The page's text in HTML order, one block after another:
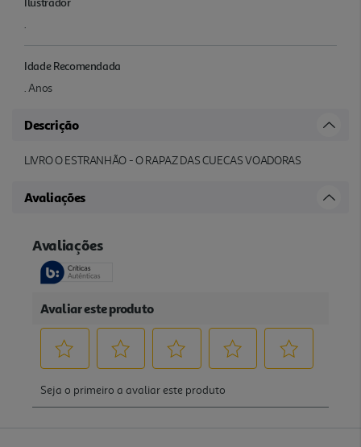
.
Idade Recomendada
. Anos
Descrição
LIVRO O ESTRANHÃO - O RAPAZ DAS CUECAS VOADORAS
Avaliações